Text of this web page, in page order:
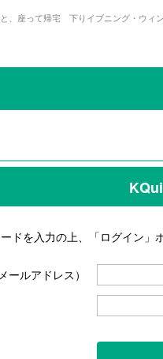
、座って帰宅 下りイブニング・ウィ
ドを入力の上、「ログイン」
ールアドレス）